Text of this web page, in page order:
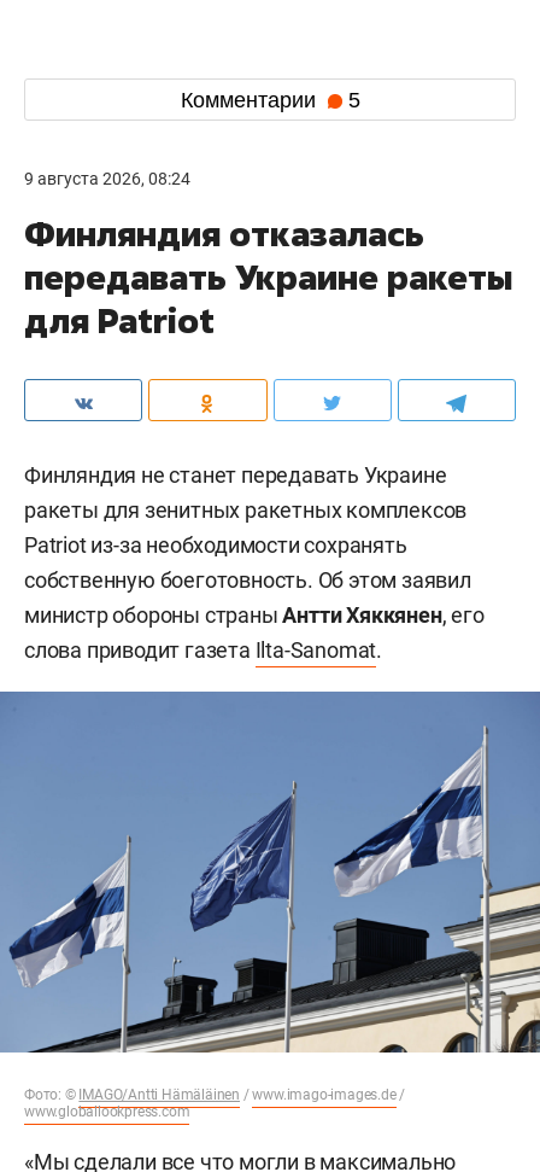
Комментарии 5
9 августа 2026, 08:24
Финляндия отказалась
передавать Украине ракеты
для Patriot
Финляндия не станет передавать Украине
ракеты для зенитных ракетных комплексов
Patriot из-за необходимости сохранять
собственную боеготовность. Об этом заявил
министр обороны страныАнтти Хяккянен, его
слова приводит газета Ilta-Sanomat.
Фото: © IMAGO/Antti Hämäläinen /www.imago-images.de/
www.globallookpress.com
«Мы сделали все что могли в максимально